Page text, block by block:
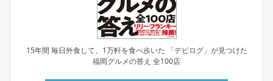
15年間 毎日外食して、1万軒を食べ歩いた 「デビログ」が見つけた
福岡グルメの答え 全100店